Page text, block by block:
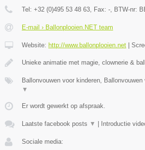
Tel: +32 (0)495 53 48 63, Fax: -, BTW-nr:
E-mail › Ballonplooien.NET team
Website: http://www.ballonplooien.net
Unieke animatie met magie, clownerie &
Ballonvouwen voor kinderen,
▼
Er wordt gewerkt op afspraak.
Laatste facebook posts ▼ Introductie
Sociale media: